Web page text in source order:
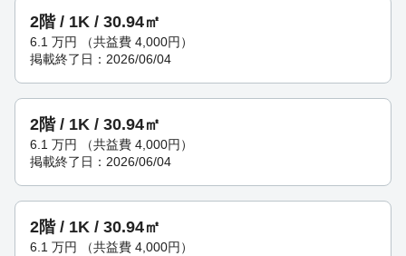
2階 / 1K / 30.94㎡
6.1 万円
（共益費 4,000円）
掲載終了日：2026/06/04
2階 / 1K / 30.94㎡
6.1 万円
（共益費 4,000円）
掲載終了日：2026/06/04
2階 / 1K / 30.94㎡
6.1 万円
（共益費 4,000円）